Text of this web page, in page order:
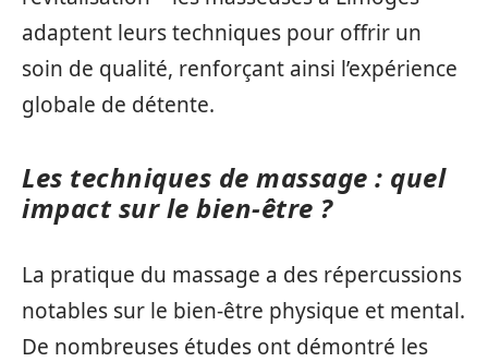
adaptent leurs techniques pour offrir un
soin de qualité, renforçant ainsi l’expérience
globale de détente.
Les techniques de massage : quel
impact sur le bien-être ?
La pratique du massage a des répercussions
notables sur le bien-être physique et mental.
De nombreuses études ont démontré les